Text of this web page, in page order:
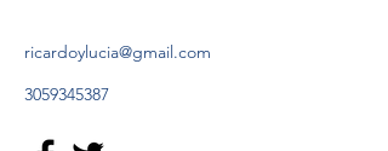
ricardoylucia@gmail.com
3059345387